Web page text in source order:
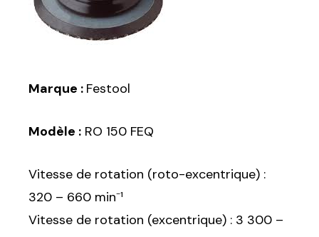
Marque : Festool
Modèle : RO 150 FEQ
Vitesse de rotation (roto-excentrique) :
320 – 660 min⁻¹
Vitesse de rotation (excentrique) : 3 300 –